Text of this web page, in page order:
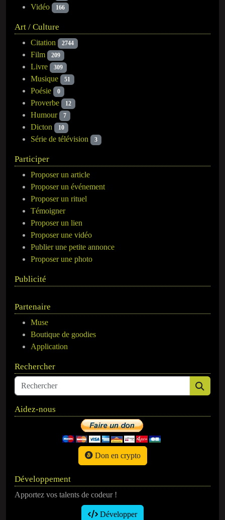
Vidéo 166
Art / Culture
Citation 2744
Film 209
Livre 309
Musique 51
Poésie 0
Proverbe 12
Humour 7
Dicton 10
Série de télévision 3
Participer
Proposer un article
Proposer un événement
Proposer un rituel
Témoigner
Proposer un lien
Proposer une vidéo
Publier une petite annonce
Proposer une photo
Publicité
Partenaire
Muse
Boutique de goodies
Application
Rechercher
Aidez-nous
Don en crypto
Développement
Apportez vos talents de codeur !
Développer